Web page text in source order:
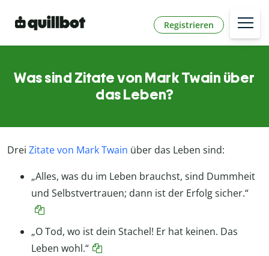
Registrieren
Was sind Zitate von Mark Twain über
das Leben?
Drei Zitate von Mark Twain über das Leben sind:
„Alles, was du im Leben brauchst, sind Dummheit
und Selbstvertrauen; dann ist der Erfolg sicher.“
„O Tod, wo ist dein Stachel! Er hat keinen. Das
Leben wohl.“